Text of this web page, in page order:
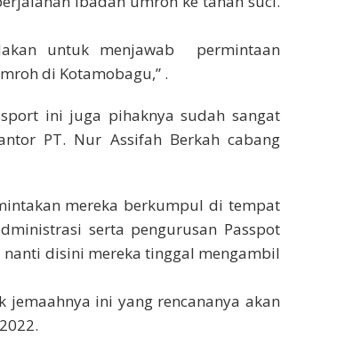
untuk menjawab permintaan
di Kotamobagu,” .
ini juga pihaknya sudah sangat
PT. Nur Assifah Berkah cabang
mereka berkumpul di tempat
serta pengurusan Passpot
disini mereka tinggal mengambil
ini yang rencananya akan